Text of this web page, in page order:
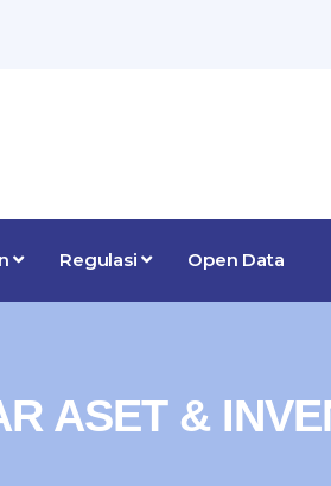
Regulasi Open Data
ASET &